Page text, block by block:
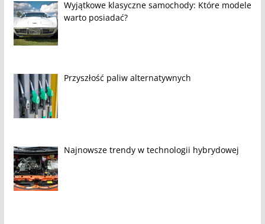
Wyjątkowe klasyczne samochody: Które modele
warto posiadać?
Przyszłość paliw alternatywnych
Najnowsze trendy w technologii hybrydowej